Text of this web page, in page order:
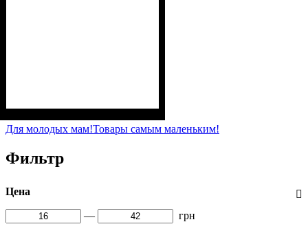
х/б)
Для молодых мам!Товары самым маленьким!
Фильтр
Цена
— грн